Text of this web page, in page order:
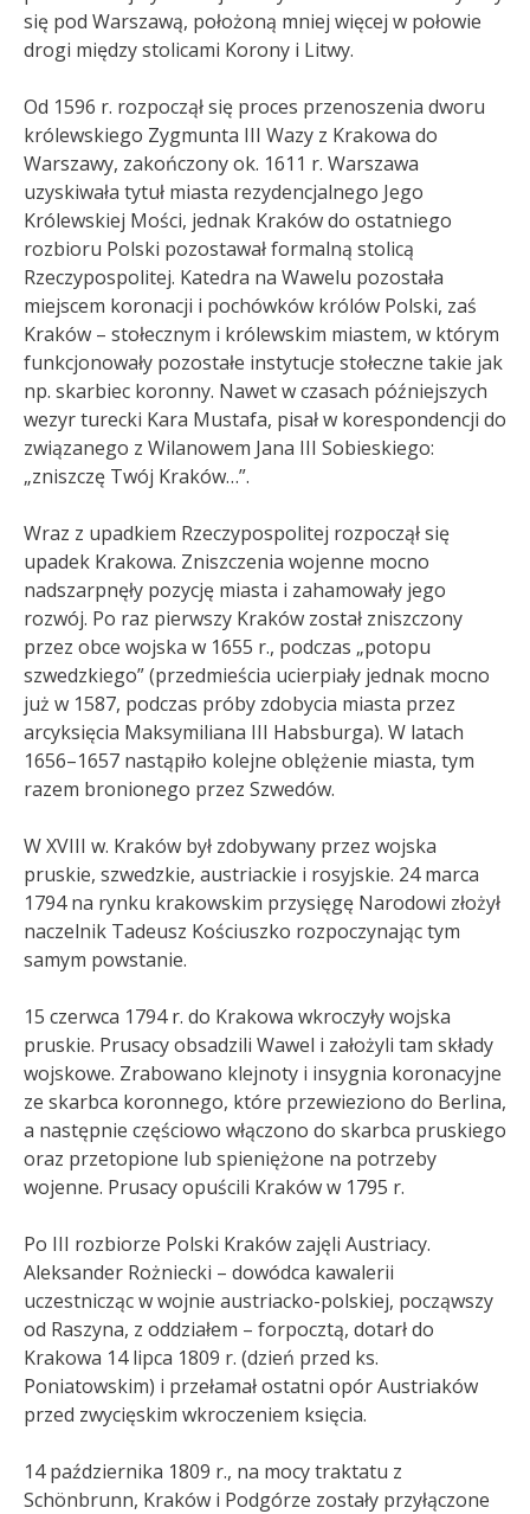
się pod Warszawą, położoną mniej więcej w połowie
drogi między stolicami Korony i Litwy.
Od 1596 r. rozpoczął się proces przenoszenia dworu
królewskiego Zygmunta III Wazy z Krakowa do
Warszawy, zakończony ok. 1611 r. Warszawa
uzyskiwała tytuł miasta rezydencjalnego Jego
Królewskiej Mości, jednak Kraków do ostatniego
rozbioru Polski pozostawał formalną stolicą
Rzeczypospolitej. Katedra na Wawelu pozostała
miejscem koronacji i pochówków królów Polski, zaś
Kraków – stołecznym i królewskim miastem, w którym
funkcjonowały pozostałe instytucje stołeczne takie jak
np. skarbiec koronny. Nawet w czasach późniejszych
wezyr turecki Kara Mustafa, pisał w korespondencji do
związanego z Wilanowem Jana III Sobieskiego:
„zniszczę Twój Kraków…”.
Wraz z upadkiem Rzeczypospolitej rozpoczął się
upadek Krakowa. Zniszczenia wojenne mocno
nadszarpnęły pozycję miasta i zahamowały jego
rozwój. Po raz pierwszy Kraków został zniszczony
przez obce wojska w 1655 r., podczas „potopu
szwedzkiego” (przedmieścia ucierpiały jednak mocno
już w 1587, podczas próby zdobycia miasta przez
arcyksięcia Maksymiliana III Habsburga). W latach
1656–1657 nastąpiło kolejne oblężenie miasta, tym
razem bronionego przez Szwedów.
W XVIII w. Kraków był zdobywany przez wojska
pruskie, szwedzkie, austriackie i rosyjskie. 24 marca
1794 na rynku krakowskim przysięgę Narodowi złożył
naczelnik Tadeusz Kościuszko rozpoczynając tym
samym powstanie.
15 czerwca 1794 r. do Krakowa wkroczyły wojska
pruskie. Prusacy obsadzili Wawel i założyli tam składy
wojskowe. Zrabowano klejnoty i insygnia koronacyjne
ze skarbca koronnego, które przewieziono do Berlina,
a następnie częściowo włączono do skarbca pruskiego
oraz przetopione lub spieniężone na potrzeby
wojenne. Prusacy opuścili Kraków w 1795 r.
Po III rozbiorze Polski Kraków zajęli Austriacy.
Aleksander Rożniecki – dowódca kawalerii
uczestnicząc w wojnie austriacko-polskiej, począwszy
od Raszyna, z oddziałem – forpocztą, dotarł do
Krakowa 14 lipca 1809 r. (dzień przed ks.
Poniatowskim) i przełamał ostatni opór Austriaków
przed zwycięskim wkroczeniem księcia.
14 października 1809 r., na mocy traktatu z
Schönbrunn, Kraków i Podgórze zostały przyłączone